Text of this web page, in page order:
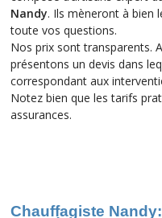
Nandy. Ils mèneront à bien
toute vos questions.
Nos prix sont transparents.
présentons un devis dans
correspondant aux
Notez bien que les tarifs
assurances.
Chauffagiste